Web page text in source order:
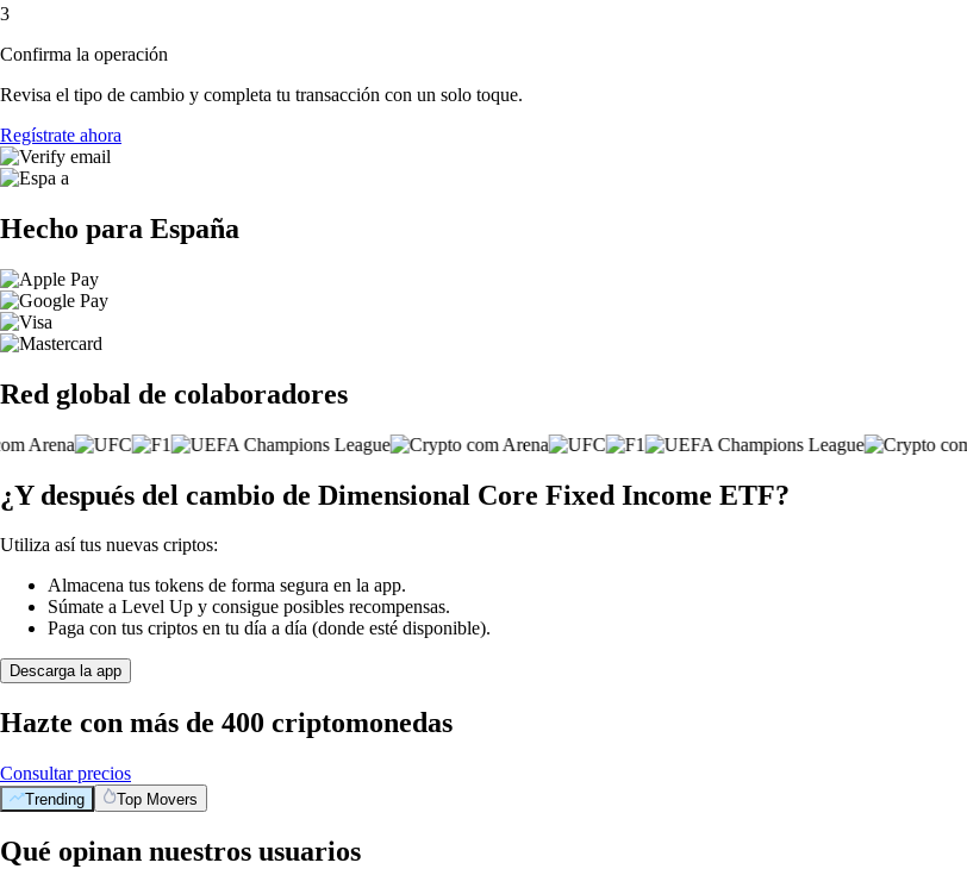
3
Confirma la operación
Revisa el tipo de cambio y completa tu transacción con un solo toque.
Regístrate ahora
Hecho para España
Red global de colaboradores
¿Y después del cambio de Dimensional Core Fixed Income ETF?
Utiliza así tus nuevas criptos:
Almacena tus tokens de forma segura en la app.
Súmate a Level Up y consigue posibles recompensas.
Paga con tus criptos en tu día a día (donde esté disponible).
Descarga la app
Hazte con más de 400 criptomonedas
Consultar precios
Trending Top Movers
Qué opinan nuestros usuarios